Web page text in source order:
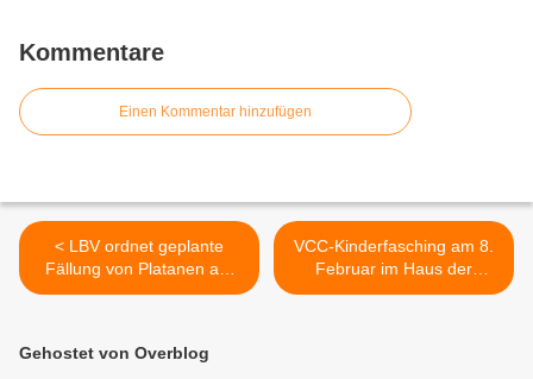
Kommentare
Einen Kommentar hinzufügen
< LBV ordnet geplante
Fällung von Platanen am
Höchheimer Steg ein
VCC-Kinderfasching am 8.
Februar im Haus der
Begegnung >
Gehostet von Overblog